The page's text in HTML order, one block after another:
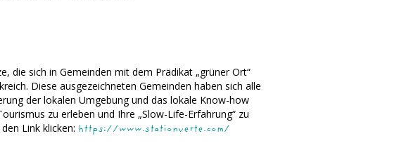
die sich in Gemeinden mit dem Prädikat „grüner Ort“
Diese ausgezeichneten Gemeinden haben sich alle
der lokalen Umgebung und das lokale Know-how
zu erleben und Ihre „Slow-Life-Erfahrung“ zu
Link klicken: https://www.stationverte.com/